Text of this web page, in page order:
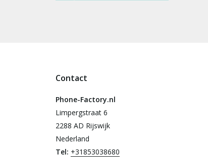
Contact
Phone-Factory.nl
Limpergstraat 6
2288 AD Rijswijk
Nederland
Tel: +31853038680